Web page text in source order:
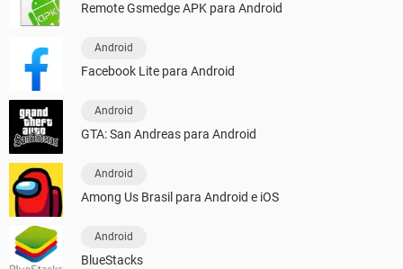
Remote Gsmedge APK para Android
Android
Facebook Lite para Android
Android
GTA: San Andreas para Android
Android
Among Us Brasil para Android e iOS
Android
BlueStacks